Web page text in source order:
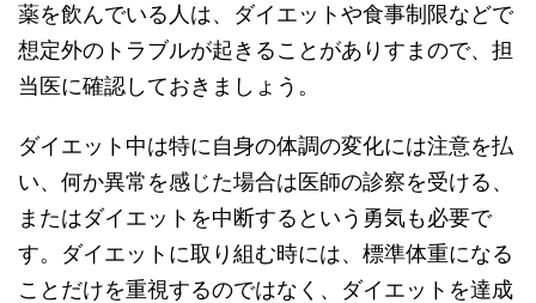
薬を飲んでいる人は、ダイエットや食事制限などで
想定外のトラブルが起きることがありすまので、担
当医に確認しておきましょう。
ダイエット中は特に自身の体調の変化には注意を払
い、何か異常を感じた場合は医師の診察を受ける、
またはダイエットを中断するという勇気も必要で
す。ダイエットに取り組む時には、標準体重になる
ことだけを重視するのではなく、ダイエットを達成